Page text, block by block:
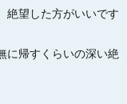
絶望した方がいいです
に帰すくらいの深い絶